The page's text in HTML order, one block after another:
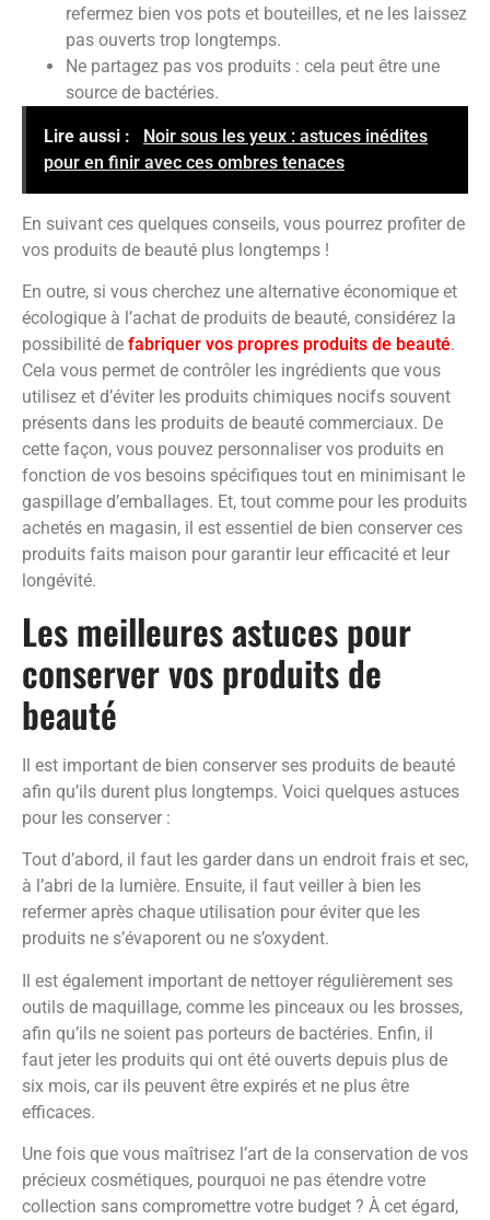
refermez bien vos pots et bouteilles, et ne les laissez
pas ouverts trop longtemps.
Ne partagez pas vos produits : cela peut être une
source de bactéries.
Lire aussi :
Noir sous les yeux : astuces inédites
pour en finir avec ces ombres tenaces
En suivant ces quelques conseils, vous pourrez profiter de
vos produits de beauté plus longtemps !
En outre, si vous cherchez une alternative économique et
écologique à l’achat de produits de beauté, considérez la
possibilité de fabriquer vos propres produits de beauté.
Cela vous permet de contrôler les ingrédients que vous
utilisez et d’éviter les produits chimiques nocifs souvent
présents dans les produits de beauté commerciaux. De
cette façon, vous pouvez personnaliser vos produits en
fonction de vos besoins spécifiques tout en minimisant le
gaspillage d’emballages. Et, tout comme pour les produits
achetés en magasin, il est essentiel de bien conserver ces
produits faits maison pour garantir leur efficacité et leur
longévité.
Les meilleures astuces pour
conserver vos produits de
beauté
Il est important de bien conserver ses produits de beauté
afin qu’ils durent plus longtemps. Voici quelques astuces
pour les conserver :
Tout d’abord, il faut les garder dans un endroit frais et sec,
à l’abri de la lumière. Ensuite, il faut veiller à bien les
refermer après chaque utilisation pour éviter que les
produits ne s’évaporent ou ne s’oxydent.
Il est également important de nettoyer régulièrement ses
outils de maquillage, comme les pinceaux ou les brosses,
afin qu’ils ne soient pas porteurs de bactéries. Enfin, il
faut jeter les produits qui ont été ouverts depuis plus de
six mois, car ils peuvent être expirés et ne plus être
efficaces.
Une fois que vous maîtrisez l’art de la conservation de vos
précieux cosmétiques, pourquoi ne pas étendre votre
collection sans compromettre votre budget ? À cet égard,